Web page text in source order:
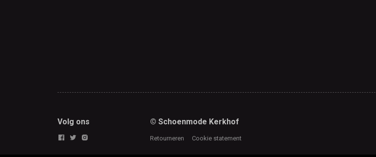
Volg ons © Schoenmode Kerkhof
Retourneren Cookie statement